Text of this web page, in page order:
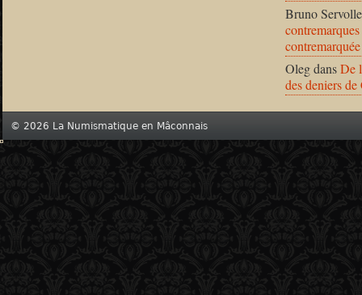
Bruno Servolle
OlegdansDe
des deniers
© 2026 La Numismatique en Mâconnais